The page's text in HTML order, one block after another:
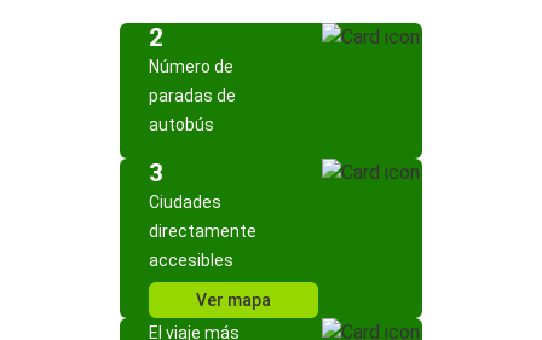
2
Número de
paradas de
autobús
3
Ciudades
directamente
accesibles
Ver mapa
El viaje más